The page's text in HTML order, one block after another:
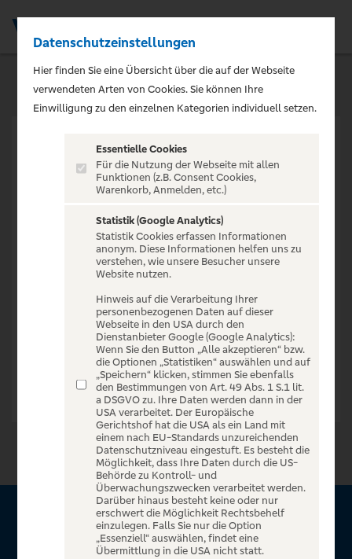
VERANSTALTUNG NICHT
GEFUNDEN
Zur Startseite
Über VR Entertain
Datenschutzeinstellungen
Hier finden Sie eine Übersicht über die auf der Webseite
verwendeten Arten von Cookies. Sie können Ihre
Einwilligung zu den einzelnen Kategorien individuell setzen.
Essentielle Cookies
Für die Nutzung der Webseite mit allen
Funktionen (z.B. Consent Cookies,
Warenkorb, Anmelden, etc.)
Statistik (Google Analytics)
Statistik Cookies erfassen Informationen
anonym. Diese Informationen helfen uns zu
verstehen, wie unsere Besucher unsere
Website nutzen.
Hinweis auf die Verarbeitung Ihrer
personenbezogenen Daten auf dieser
Webseite in den USA durch den
Dienstanbieter Google (Google Analytics):
Wenn Sie den Button „Alle akzeptieren“ bzw.
die Optionen „Statistiken“ auswählen und auf
„Speichern“ klicken, stimmen Sie ebenfalls
den Bestimmungen von Art. 49 Abs. 1 S.1 lit.
a DSGVO zu. Ihre Daten werden dann in der
USA verarbeitet. Der Europäische
Gerichtshof hat die USA als ein Land mit
einem nach EU-Standards unzureichenden
Datenschutzniveau eingestuft. Es besteht die
Möglichkeit, dass Ihre Daten durch die US-
Behörde zu Kontroll- und
Überwachungszwecken verarbeitet werden.
Darüber hinaus besteht keine oder nur
erschwert die Möglichkeit Rechtsbehelf
einzulegen. Falls Sie nur die Option
„Essenziell“ auswählen, findet eine
Übermittlung in die USA nicht statt.